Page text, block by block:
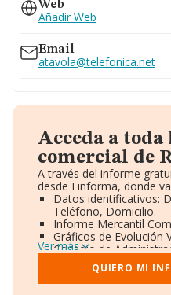
933116328
933576224
Web
Añadir Web
Email
atavola@telefonica.net
Acceda a
comercial de
A través del informe
desde Einforma, donde
Datos identificativos:
Teléfono, Domicilio.
Informe Mercantil
Gráficos de Evolución
Consejo de
Directivos y Ejecutivos.
Accionistas.
Participaciones y
Ver más
QUIERO MI